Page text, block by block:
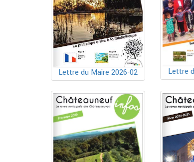
Lettre du Maire 2026-02 Lettre